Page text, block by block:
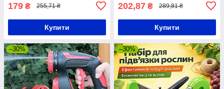
179 ₴ 255,71 ₴
Купити
202,87 ₴ 289,81 ₴
Купити
–30% –30%